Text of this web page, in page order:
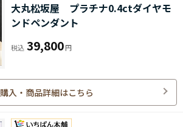
大丸松坂屋 プラチナ0.4ctダイヤモ
ンドペンダント
39,800
購入・商品詳細はこちら